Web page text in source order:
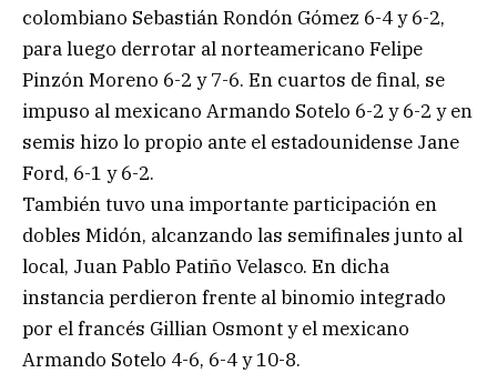
colombiano Sebastián Rondón Gómez 6-4 y 6-2,
para luego derrotar al norteamericano Felipe
Pinzón Moreno 6-2 y 7-6. En cuartos de final, se
impuso al mexicano Armando Sotelo 6-2 y 6-2 y en
semis hizo lo propio ante el estadounidense Jane
Ford, 6-1 y 6-2.
También tuvo una importante participación en
dobles Midón, alcanzando las semifinales junto al
local, Juan Pablo Patiño Velasco. En dicha
instancia perdieron frente al binomio integrado
por el francés Gillian Osmont y el mexicano
Armando Sotelo 4-6, 6-4 y 10-8.